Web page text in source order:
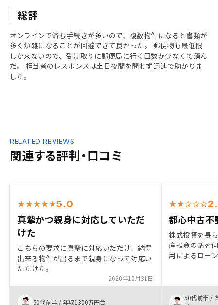
総評
オンラインで済む手続きが多いので、複数物件になると書類が
多く煩雑になることが回避できて良かった。 郵便物も最低限
しか来ないので、受け取りに郵便局に行く回数が少なくて済ん
だ。 担当者のレスポンスは土日夜間を問わず迅速で助かりま
した。
関連する評判・口コミ
RELATED REVIEWS
5.0
真摯かつ親身に対応していただ
けた
こちらの要求に真摯に対応いただけ、納得
出来る物件が出るまで親身になって対応い
ただけた。
2020年10月31日
50代前半 / 年収1300万円台
都心中古不
株式投資を長
産投資の話を
用によるロー
RENOSYでも
50代前半 /